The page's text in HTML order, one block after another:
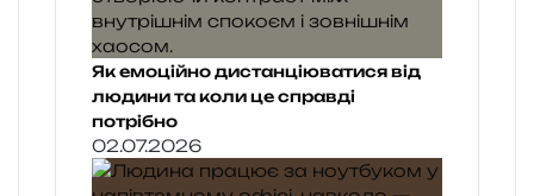
Як емоційно дистанціюватися від
людини та коли це справді
потрібно
02.07.2026